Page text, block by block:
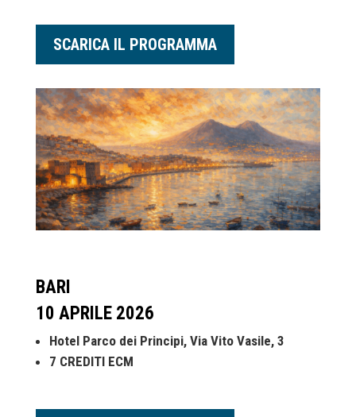
SCARICA IL PROGRAMMA
BARI
10 APRILE 2026
Hotel Parco dei Principi, Via Vito Vasile, 3
7 CREDITI ECM